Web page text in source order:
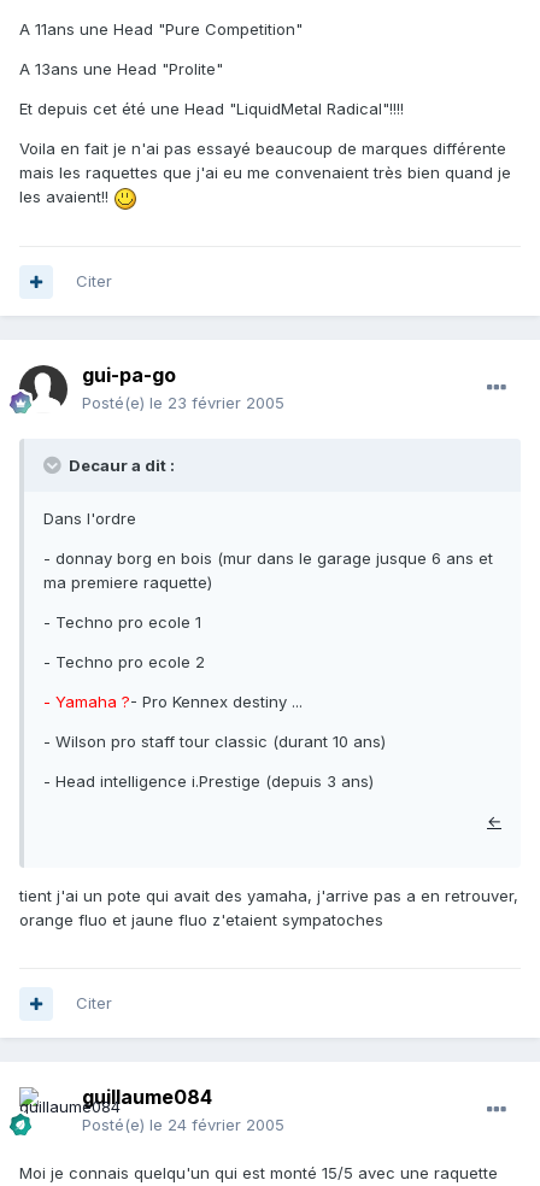
A 11ans une Head "Pure Competition"
A 13ans une Head "Prolite"
Et depuis cet été une Head "LiquidMetal Radical"!!!!
Voila en fait je n'ai pas essayé beaucoup de marques différente
mais les raquettes que j'ai eu me convenaient très bien quand je
les avaient!!
Citer
gui-pa-go
Posté(e) le 23 février 2005
Decaur a dit :
Dans l'ordre
- donnay borg en bois (mur dans le garage jusque 6 ans et
ma premiere raquette)
- Techno pro ecole 1
- Techno pro ecole 2
- Yamaha ?- Pro Kennex destiny ...
- Wilson pro staff tour classic (durant 10 ans)
- Head intelligence i.Prestige (depuis 3 ans)
←
tient j'ai un pote qui avait des yamaha, j'arrive pas a en retrouver,
orange fluo et jaune fluo z'etaient sympatoches
Citer
guillaume084
Posté(e) le 24 février 2005
Moi je connais quelqu'un qui est monté 15/5 avec une raquette